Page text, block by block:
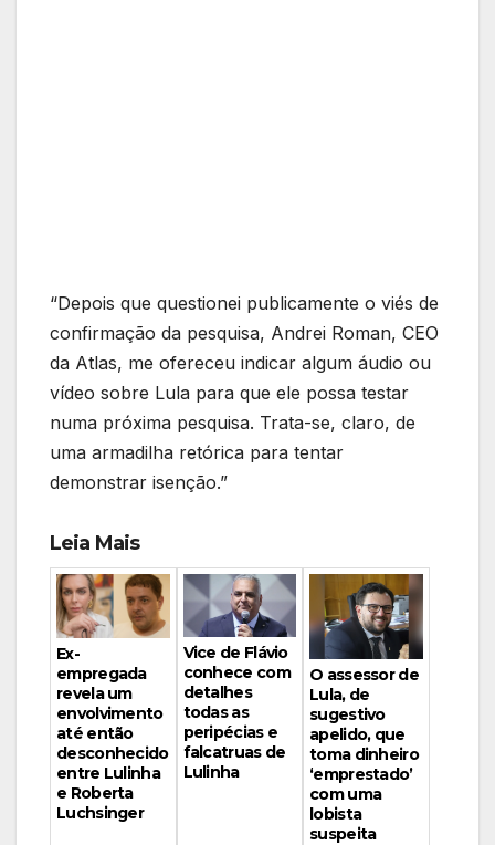
“Depois que questionei publicamente o viés de
confirmação da pesquisa, Andrei Roman, CEO
da Atlas, me ofereceu indicar algum áudio ou
vídeo sobre Lula para que ele possa testar
numa próxima pesquisa. Trata-se, claro, de
uma armadilha retórica para tentar
demonstrar isenção.”
Leia Mais
Ex-
empregada
revela um
envolvimento
até então
desconhecido
entre Lulinha
e Roberta
Luchsinger
Vice de Flávio
conhece com
detalhes
todas as
peripécias e
falcatruas de
Lulinha
O assessor de
Lula, de
sugestivo
apelido, que
toma dinheiro
‘emprestado’
com uma
lobista
suspeita